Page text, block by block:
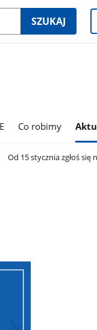
SZUKAJ
Co robimy
Od 15 stycznia zgłoś się